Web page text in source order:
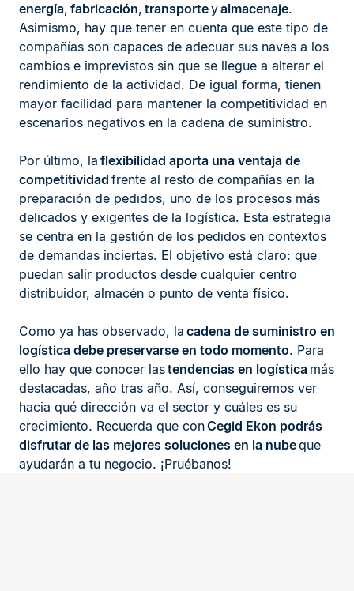
energía, fabricación, transporteyalmacenaje.
Asimismo, hay que tener en cuenta que este tipo de
compañías son capaces de adecuar sus naves a los
cambios e imprevistos sin que se llegue a alterar el
rendimiento de la actividad. De igual forma, tienen
mayor facilidad para mantener la competitividad en
escenarios negativos en la cadena de suministro.
Por último, la flexibilidad aporta una ventaja de
competitividad frente al resto de compañías en la
preparación de pedidos, uno de los procesos más
delicados y exigentes de la logística. Esta estrategia
se centra en la gestión de los pedidos en contextos
de demandas inciertas. El objetivo está claro: que
puedan salir productos desde cualquier centro
distribuidor, almacén o punto de venta físico.
Como ya has observado, la cadena de suministro en
logística debe preservarse en todo momento. Para
ello hay que conocer lastendencias en logística más
destacadas, año tras año. Así, conseguiremos ver
hacia qué dirección va el sector y cuáles es su
crecimiento. Recuerda que conCegid Ekon podrás
disfrutar de las mejores soluciones en la nubeque
ayudarán a tu negocio. ¡Pruébanos!